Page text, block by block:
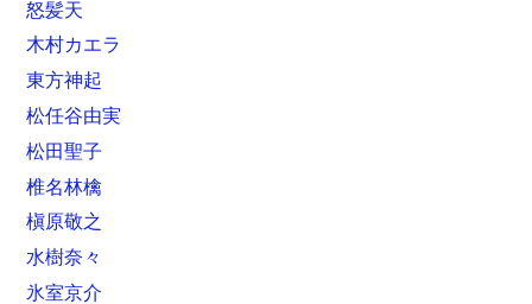
怒髪天
木村カエラ
東方神起
松任谷由実
松田聖子
椎名林檎
槇原敬之
水樹奈々
氷室京介